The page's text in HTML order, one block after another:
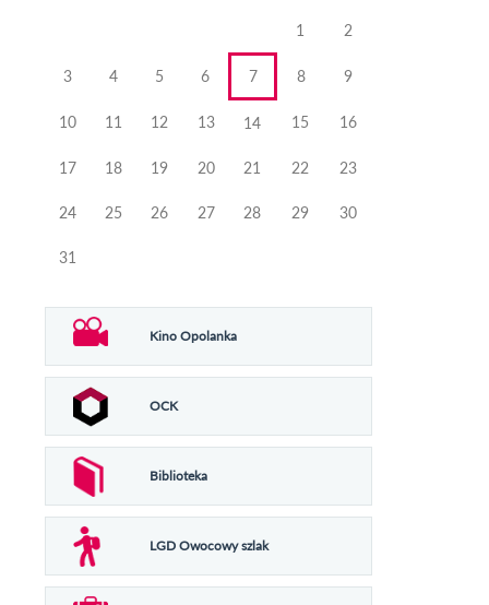
1 2
3 4 5 6 7 8 9
10 11 12 13 14 15 16
17 18 19 20 21 22 23
24 25 26 27 28 29 30
31
Kino Opolanka
OCK
Biblioteka
LGD Owocowy szlak